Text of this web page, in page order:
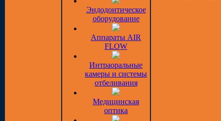
Эндодонтическое
оборудование
Аппараты AIR
FLOW
Интраоральные
камеры и системы
отбеливания
Медицинская
оптика